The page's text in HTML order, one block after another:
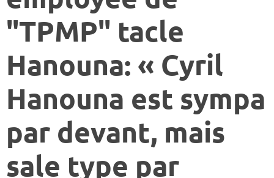
"TPMP" tacle
Hanouna: « Cyril
Hanouna est sympa
par devant, mais
sale type par